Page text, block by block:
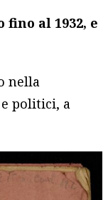
al 1932, e
nella
politici, a